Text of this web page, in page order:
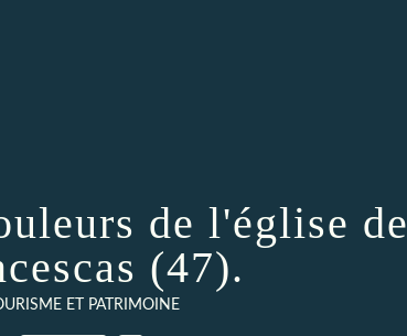
de l'église de
(47).
ET PATRIMOINE